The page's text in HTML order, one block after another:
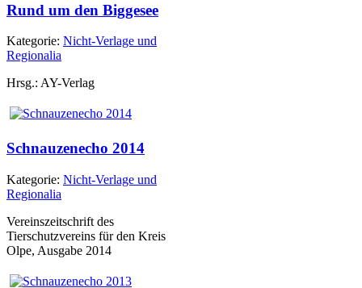
Rund um den Biggesee
Kategorie: Nicht-Verlage und
Regionalia
Hrsg.: AY-Verlag
Schnauzenecho 2014
Kategorie: Nicht-Verlage und
Regionalia
Vereinszeitschrift des
Tierschutzvereins für den Kreis
Olpe, Ausgabe 2014